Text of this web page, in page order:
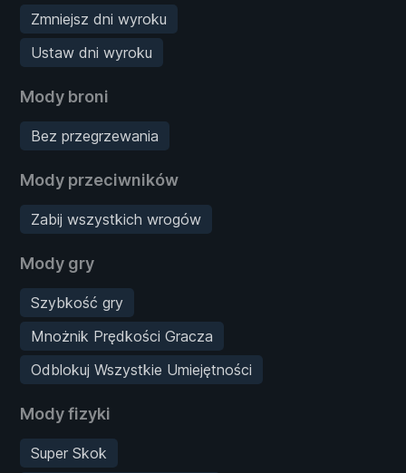
Zmniejsz dni wyroku
Ustaw dni wyroku
Mody broni
Bez przegrzewania
Mody przeciwników
Zabij wszystkich wrogów
Mody gry
Szybkość gry
Mnożnik Prędkości Gracza
Odblokuj Wszystkie Umiejętności
Mody fizyki
Super Skok